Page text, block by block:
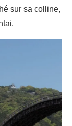
sur sa colline,